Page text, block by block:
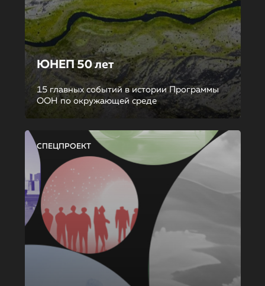
ЮНЕП 50 лет
15 главных событий в истории Программы
ООН по окружающей среде
СПЕЦПРОЕКТ